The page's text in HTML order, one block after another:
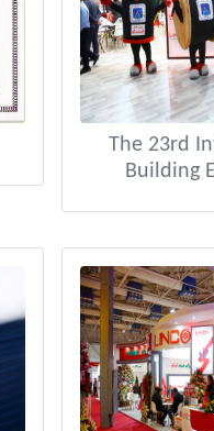
The 23rd
Building